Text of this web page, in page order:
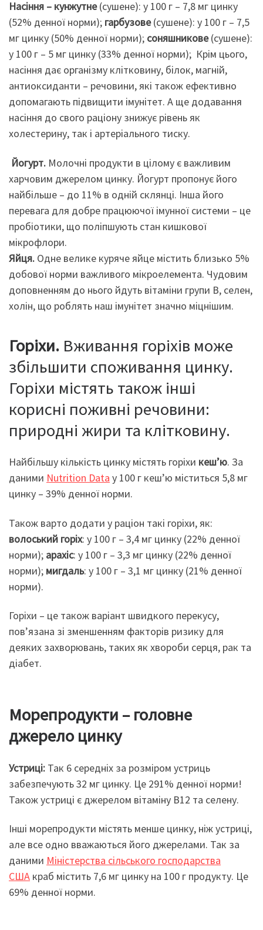
Насіння – кунжутне(сушене): у 100 г – 7,8 мг цинку
(52% денної норми); гарбузове(сушене): у 100 г – 7,5
мг цинку (50% денної норми); соняшникове(сушене):
у 100 г – 5 мг цинку (33% денної норми); Крім цього,
насіння дає організму клітковину, білок, магній,
антиоксиданти – речовини, які також ефективно
допомагають підвищити імунітет. А ще додавання
насіння до свого раціону знижує рівень як
холестерину, так і артеріального тиску.
Йогурт. Молочні продукти в цілому є важливим
харчовим джерелом цинку. Йогурт пропонує його
найбільше – до 11% в одній склянці. Інша його
перевага для добре працюючої імунної системи – це
пробіотики, що поліпшують стан кишкової
мікрофлори.
Яйця. Одне велике куряче яйце містить близько 5%
добової норми важливого мікроелемента. Чудовим
доповненням до нього йдуть вітаміни групи В, селен,
холін, що роблять наш імунітет значно міцнішим.
Горіхи. Вживання горіхів може
збільшити споживання цинку.
Горіхи містять також інші
корисні поживні речовини:
природні жири та клітковину.
Найбільшу кількість цинку містять горіхи кеш’ю. За
даними Nutrition Data у 100 г кеш’ю міститься 5,8 мг
цинку – 39% денної норми.
Також варто додати у раціон такі горіхи, як:
волоський горіх: у 100 г – 3,4 мг цинку (22% денної
норми); арахіс: у 100 г – 3,3 мг цинку (22% денної
норми); мигдаль: у 100 г – 3,1 мг цинку (21% денної
норми).
Горіхи – це також варіант швидкого перекусу,
пов’язана зі зменшенням факторів ризику для
деяких захворювань, таких як хвороби серця, рак та
діабет.
Морепродукти – головне
джерело цинку
Устриці: Так 6 середніх за розміром устриць
забезпечують 32 мг цинку. Це 291% денної норми!
Також устриці є джерелом вітаміну B12 та селену.
Інші морепродукти містять менше цинку, ніж устриці,
але все одно вважаються його джерелами. Так за
даними Міністерства сільського господарства
США краб містить 7,6 мг цинку на 100 г продукту. Це
69% денної норми.